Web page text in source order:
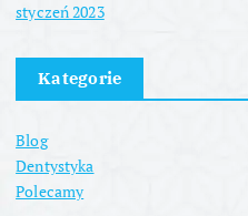
styczeń 2023
Kategorie
Blog
Dentystyka
Polecamy